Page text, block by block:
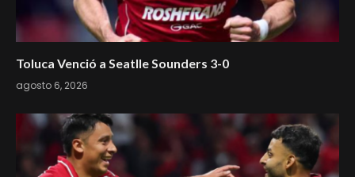
Toluca Venció a Seatlle Sounders 3-0
agosto 6, 2026